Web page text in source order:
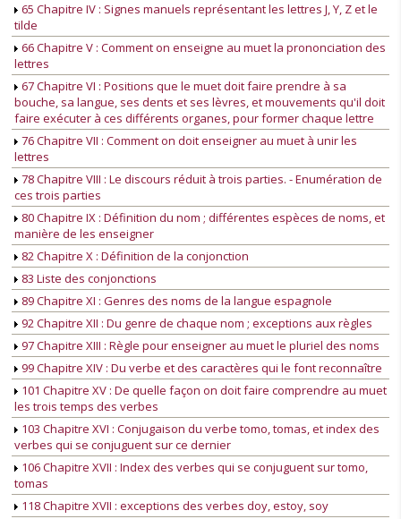
65 Chapitre IV : Signes manuels représentant les lettres J, Y, Z et le
tilde
66 Chapitre V : Comment on enseigne au muet la prononciation des
lettres
67 Chapitre VI : Positions que le muet doit faire prendre à sa
bouche, sa langue, ses dents et ses lèvres, et mouvements qu'il doit
faire exécuter à ces différents organes, pour former chaque lettre
76 Chapitre VII : Comment on doit enseigner au muet à unir les
lettres
78 Chapitre VIII : Le discours réduit à trois parties. - Enumération de
ces trois parties
80 Chapitre IX : Définition du nom ; différentes espèces de noms, et
manière de les enseigner
82 Chapitre X : Définition de la conjonction
83 Liste des conjonctions
89 Chapitre XI : Genres des noms de la langue espagnole
92 Chapitre XII : Du genre de chaque nom ; exceptions aux règles
97 Chapitre XIII : Règle pour enseigner au muet le pluriel des noms
99 Chapitre XIV : Du verbe et des caractères qui le font reconnaître
101 Chapitre XV : De quelle façon on doit faire comprendre au muet
les trois temps des verbes
103 Chapitre XVI : Conjugaison du verbe tomo, tomas, et index des
verbes qui se conjuguent sur ce dernier
106 Chapitre XVII : Index des verbes qui se conjuguent sur tomo,
tomas
118 Chapitre XVII : exceptions des verbes doy, estoy, soy